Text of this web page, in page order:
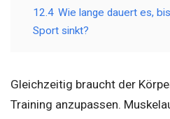
12.4 Wie lange dauert es,
Sport sinkt?
Gleichzeitig braucht der
Training anzupassen.